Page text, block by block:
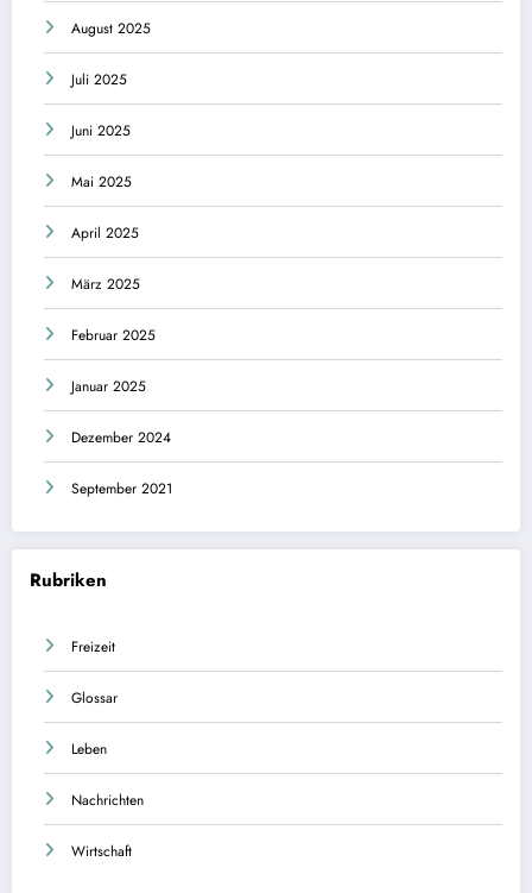
August 2025
Juli 2025
Juni 2025
Mai 2025
April 2025
März 2025
Februar 2025
Januar 2025
Dezember 2024
September 2021
Rubriken
Freizeit
Glossar
Leben
Nachrichten
Wirtschaft